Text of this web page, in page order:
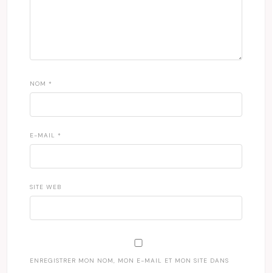
NOM *
E-MAIL *
SITE WEB
ENREGISTRER MON NOM, MON E-MAIL ET MON SITE DANS